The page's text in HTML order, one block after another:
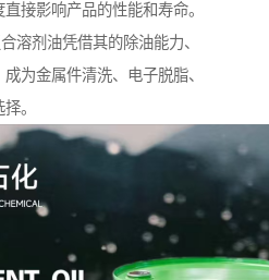
接影响产品的性能和寿命。
溶剂油凭借其的除油能力、
为金属件清洗、电子脱脂、
。